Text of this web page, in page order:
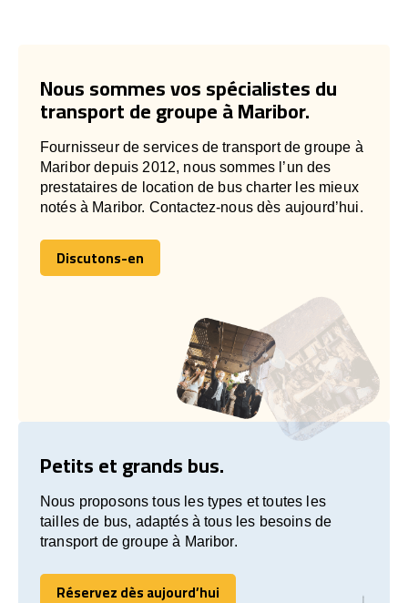
Nous sommes vos spécialistes du
transport de groupe à Maribor.
Fournisseur de services de transport de groupe à
Maribor depuis 2012, nous sommes l’un des
prestataires de location de bus charter les mieux
notés à Maribor. Contactez-nous dès aujourd’hui.
Discutons-en
Discutons-en
Petits et grands bus.
Nous proposons tous les types et toutes les
tailles de bus, adaptés à tous les besoins de
transport de groupe à Maribor.
Réservez dès aujourd’hui